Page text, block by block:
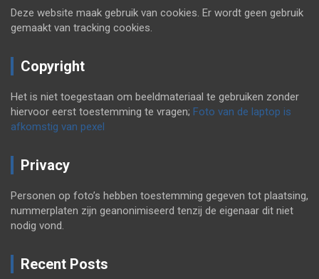
Deze website maak gebruik van cookies. Er wordt geen gebruik
gemaakt van tracking cookies.
Copyright
Het is niet toegestaan om beeldmateriaal te gebruiken zonder
hiervoor eerst toestemming te vragen; Foto van de laptop is
afkomstig van pexel
Privacy
Personen op foto’s hebben toestemming gegeven tot plaatsing,
nummerplaten zijn geanonimiseerd tenzij de eigenaar dit niet
nodig vond.
Recent Posts